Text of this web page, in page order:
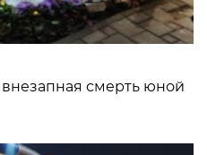
смерть юной